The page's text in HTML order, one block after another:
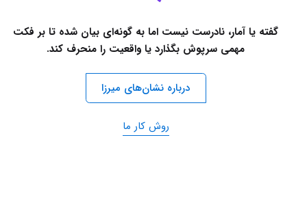
گفته یا آمار، نادرست نیست اما به گونه‌ای بیان شده تا بر فکت
مهمی سرپوش بگذارد یا واقعیت را منحرف کند.
درباره نشان‌های میرزا
روش کار ما